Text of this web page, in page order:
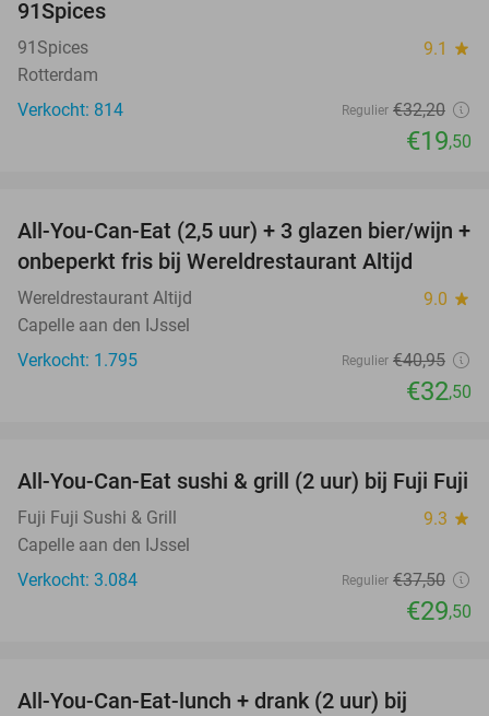
91Spices
91Spices 9.1 star
Rotterdam
Verkocht: 814
Regulier €32,20
€19,50
21%
All-You-Can-Eat (2,5 uur) + 3 glazen bier/wijn +
onbeperkt fris bij Wereldrestaurant Altijd
Wereldrestaurant Altijd 9.0 star
Capelle aan den IJssel
Verkocht: 1.795
Regulier €40,95
€32,50
21%
All-You-Can-Eat sushi & grill (2 uur) bij Fuji Fuji
Fuji Fuji Sushi & Grill 9.3 star
Capelle aan den IJssel
Verkocht: 3.084
Regulier €37,50
€29,50
All-You-Can-Eat-lunch + drank (2 uur) bij